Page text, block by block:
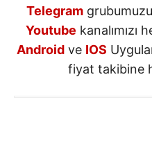
Telegram
Youtube kanalımızı
Androidve IOS
fiyat takibine